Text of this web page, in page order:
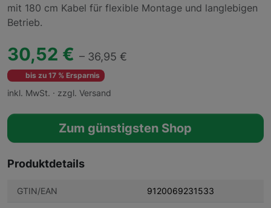
mit 180 cm Kabel für flexible Montage und langlebigen
Betrieb.
30,52 € – 36,95 €
bis zu 17 % Ersparnis
inkl. MwSt. · zzgl. Versand
Zum günstigsten Shop
Produktdetails
GTIN/EAN 9120069231533